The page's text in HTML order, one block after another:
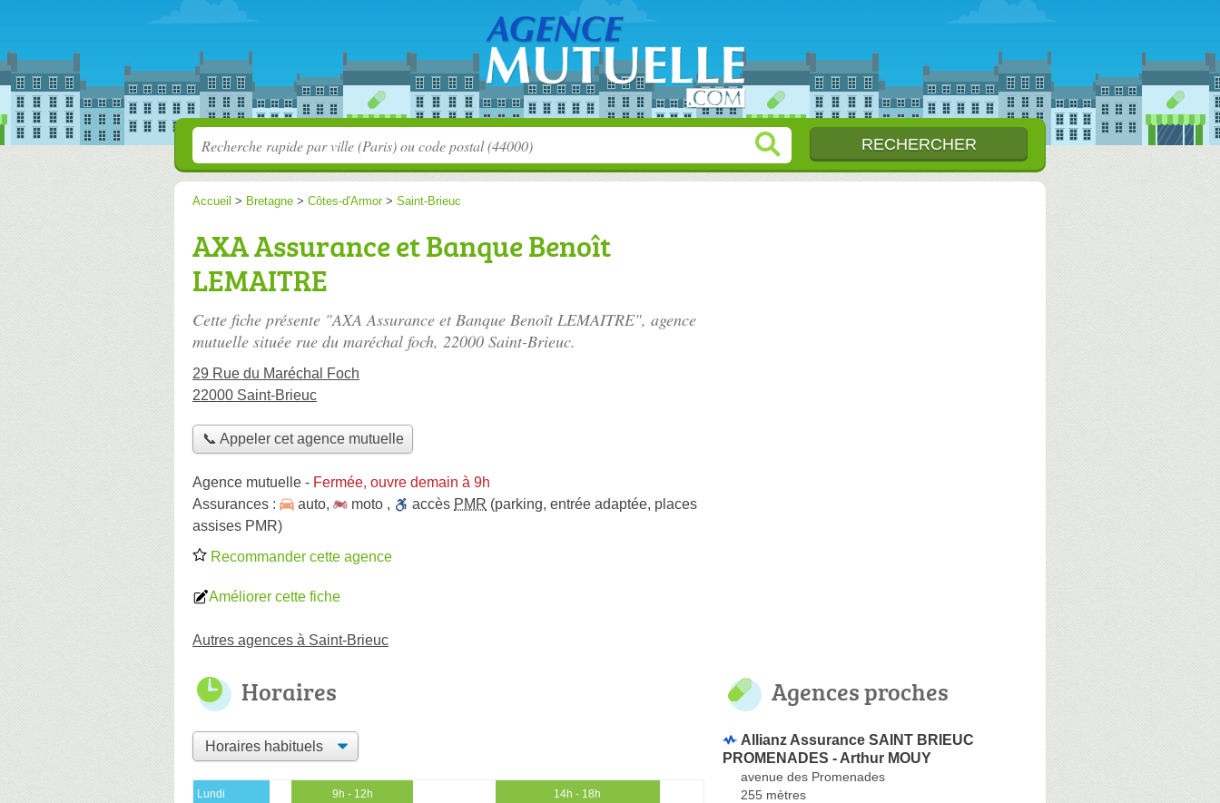
Accueil > Bretagne > Côtes-d'Armor> Saint-Brieuc
AXA Assurance et Banque Benoît
LEMAITRE
Cette fiche présente "AXA Assurance et Banque Benoît LEMAITRE", agence
mutuelle située rue du maréchal foch, 22000 Saint-Brieuc.
29 Rue du Maréchal Foch
22000 Saint-Brieuc
📞 Appeler cet agence mutuelle
Agence mutuelle - Fermée, ouvre demain à 9h
Assurances :
auto, moto , accès PMR (parking, entrée adaptée, places
assises PMR)
Recommander cette agence
Améliorer cette fiche
Autres agences à Saint-Brieuc
Horaires
Lundi 9h - 12h 14h - 18h
Agences proches
Allianz Assurance SAINT BRIEUC
PROMENADES - Arthur MOUY
avenue des Promenades
255 mètres